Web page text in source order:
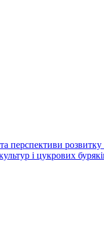
перспективи
і цукрових